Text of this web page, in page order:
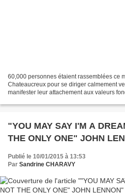
60,000 personnes étaient rassemblées ce
Chateaucreux pour se diriger calmement
manifester leur attachement aux valeurs
"YOU MAY SAY I'M A
THE ONLY ONE" JOHN
Publié le 10/01/2015 à 13:53
Par Sandrine CHARAVY